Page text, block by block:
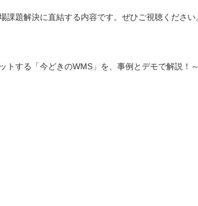
題解決に直結する内容です。ぜひご視聴ください
トする「今どきのWMS」を、事例とデモで解説！～